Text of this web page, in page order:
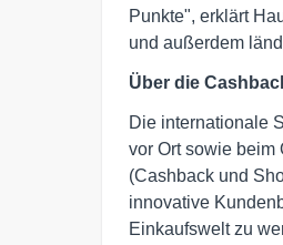
Punkte", erklärt
und außerdem
Über die
Die internationale
vor Ort sowie beim
(Cashback und
innovative
Einkaufswelt zu